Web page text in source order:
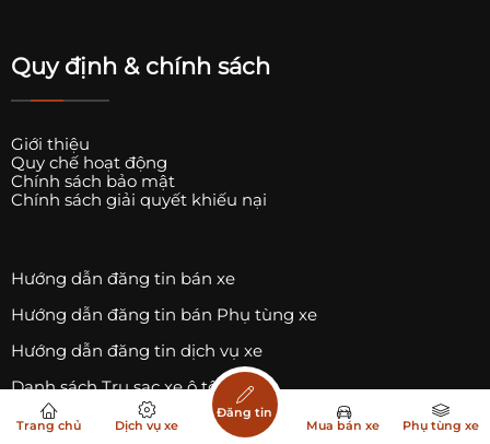
Quy định & chính sách
Giới thiệu
Quy chế hoạt động
Chính sách bảo mật
Chính sách giải quyết khiếu nại
Hướng dẫn đăng tin bán xe
Hướng dẫn đăng tin bán Phụ tùng xe
Hướng dẫn đăng tin dịch vụ xe
Danh sách Trụ sạc xe ô tô điện
Danh sách Trụ sạc xe điện Vinfast
Trang chủ Dịch vụ xe
Đăng tin
Mua bán xe
Phụ tùng xe